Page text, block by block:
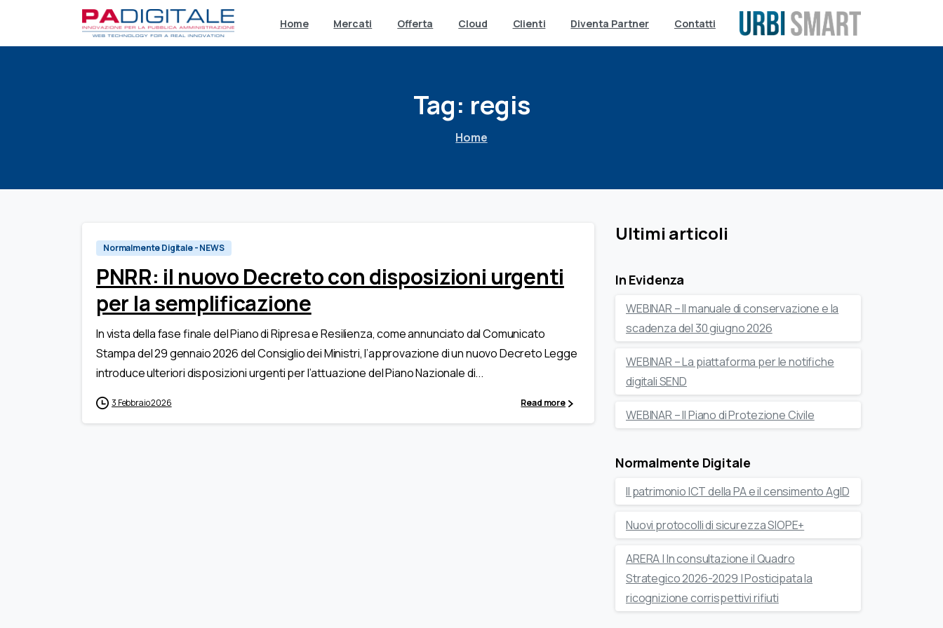
Home Mercati Offerta Cloud Clienti Diventa Partner Contatti
Tag: regis
Home
Normalmente Digitale - NEWS
PNRR: il nuovo Decreto con disposizioni urgenti
per la semplificazione
In vista della fase finale del Piano di Ripresa e Resilienza, come annunciato dal Comunicato
Stampa del 29 gennaio 2026 del Consiglio dei Ministri, l’approvazione di un nuovo Decreto Legge
introduce ulteriori disposizioni urgenti per l’attuazione del Piano Nazionale di...
3 Febbraio 2026 Read more
Ultimi articoli
In Evidenza
WEBINAR – Il manuale di conservazione e la
scadenza del 30 giugno 2026
WEBINAR – La piattaforma per le notifiche
digitali SEND
WEBINAR – Il Piano di Protezione Civile
Normalmente Digitale
Il patrimonio ICT della PA e il censimento AgID
Nuovi protocolli di sicurezza SIOPE+
ARERA | In consultazione il Quadro
Strategico 2026-2029 | Posticipata la
ricognizione corrispettivi rifiuti